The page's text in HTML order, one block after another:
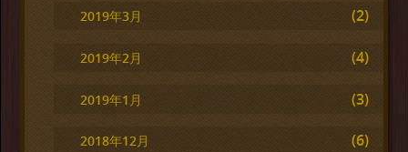
2019年3月 (2)
2019年2月 (4)
2019年1月 (3)
2018年12月 (6)